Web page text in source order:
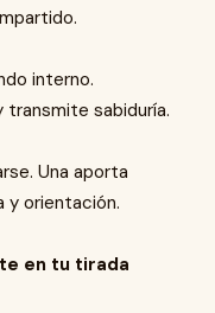
interno.
transmite sabiduría.
Una aporta
y orientación.
en tu tirada